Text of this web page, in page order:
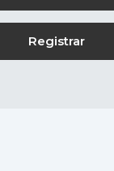
Registrar